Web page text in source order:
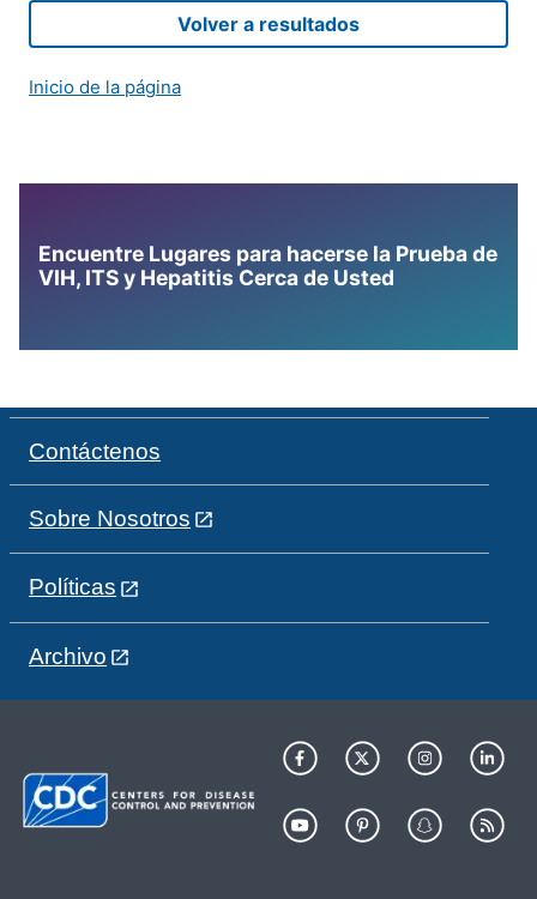
Volver a resultados
Inicio de la página
Encuentre Lugares para hacerse la Prueba de
VIH, ITS y Hepatitis Cerca de Usted
Contáctenos
Sobre Nosotros
Políticas
Archivo